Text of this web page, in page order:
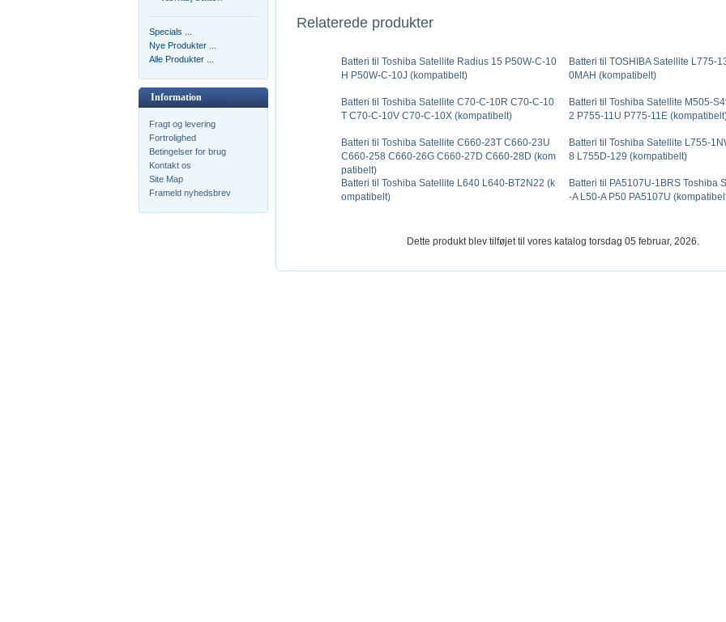
Specials ...
Nye Produkter ...
Alle Produkter ...
Information
Fragt og levering
Fortrolighed
Betingelser for brug
Kontakt os
Site Map
Frameld nyhedsbrev
Relaterede produkter
Batteri til Toshiba Satellite Radius 15 P50W-C-10
H P50W-C-10J (kompatibelt)
Batteri til TOSHIBA Satellite L775-
0MAH (kompatibelt)
Batteri til Toshiba Satellite C70-C-10R C70-C-10
T C70-C-10V C70-C-10X (kompatibelt)
Batteri til Toshiba Satellite M505-
2 P755-11U P775-11E
Batteri til Toshiba Satellite C660-23T C660-23U
C660-258 C660-26G C660-27D C660-28D (kom
patibelt)
Batteri til Toshiba Satellite L755-
8 L755D-129 (kompatibelt)
Batteri til Toshiba Satellite L640 L640-BT2N22 (k
ompatibelt)
Batteri til PA5107U-1BRS Toshiba
-A L50-A P50 PA5107U
Dette produkt blev tilføjet til vores katalog torsdag 05 februar, 2026.